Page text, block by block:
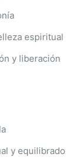
espiritual
y liberación
y equilibrado